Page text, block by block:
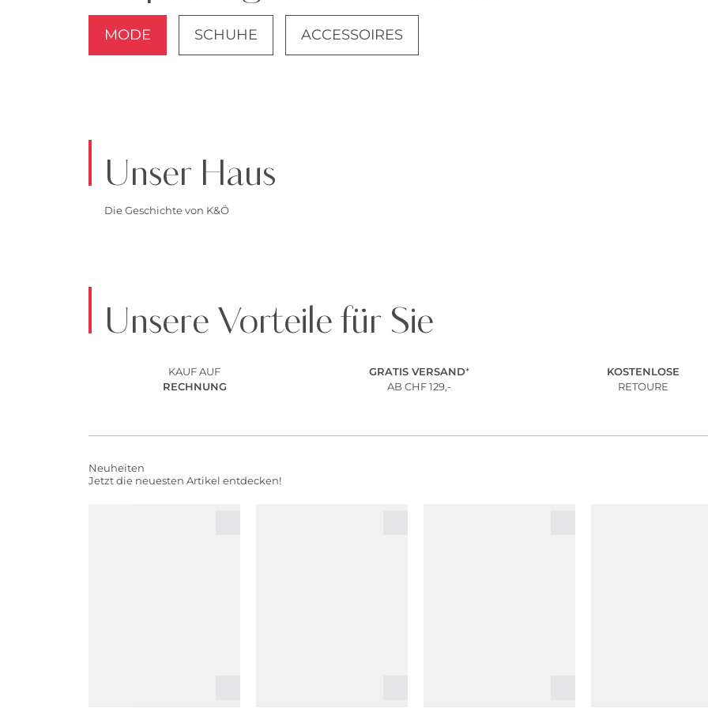
MODE SCHUHE ACCESSOIRES
Unser Haus
Die Geschichte von K&Ö
Unsere Vorteile für Sie
KAUF AUF
RECHNUNG
GRATIS VERSAND*
AB CHF 129,-
KOSTENLOSE
RETOURE
Neuheiten
Jetzt die neuesten Artikel entdecken!